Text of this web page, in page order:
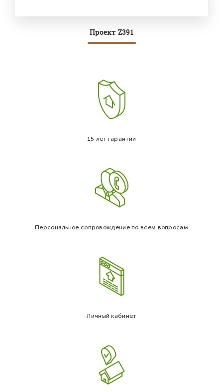
Проект Z391
15 лет гарантии
Персональное сопровождение по всем вопросам
Личный кабинет